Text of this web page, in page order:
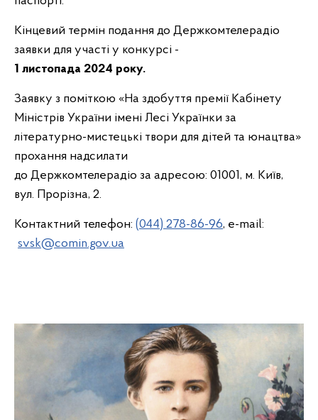
Кінцевий термін подання до Держкомтелерадіо
заявки для участі у конкурсі -
1 листопада 2024 року.
Заявку з поміткою «На здобуття премії Кабінету
Міністрів України імені Лесі Українки за
літературно-мистецькі твори для дітей та юнацтва»
прохання надсилати
до Держкомтелерадіо за адресою: 01001, м. Київ,
вул. Прорізна, 2.
Контактний телефон: (044) 278-86-96, e-mail:
svsk@comin.gov.ua